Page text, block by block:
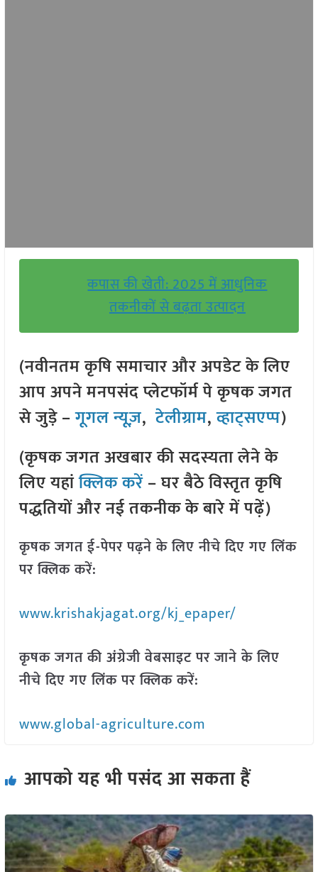
कपास की खेती: 2025 में आधुनिक
तकनीकों से बढ़ता उत्पादन
(नवीनतम कृषि समाचार और अपडेट के लिए
आप अपने मनपसंद प्लेटफॉर्म पे कृषक जगत
से जुड़े –गूगल न्यूज़,टेलीग्राम,व्हाट्सएप्प)
(कृषक जगत अखबार की सदस्यता लेने के
लिए यहांक्लिक करें– घर बैठे विस्तृत कृषि
पद्धतियों और नई तकनीक के बारे में पढ़ें)
कृषक जगत ई-पेपर पढ़ने के लिए नीचे दिए गए लिंक
पर क्लिक करें:
www.krishakjagat.org/kj_epaper/
कृषक जगत की अंग्रेजी वेबसाइट पर जाने के लिए
नीचे दिए गए लिंक पर क्लिक करें:
www.global-agriculture.com
आपको यह भी पसंद आ सकता हैं